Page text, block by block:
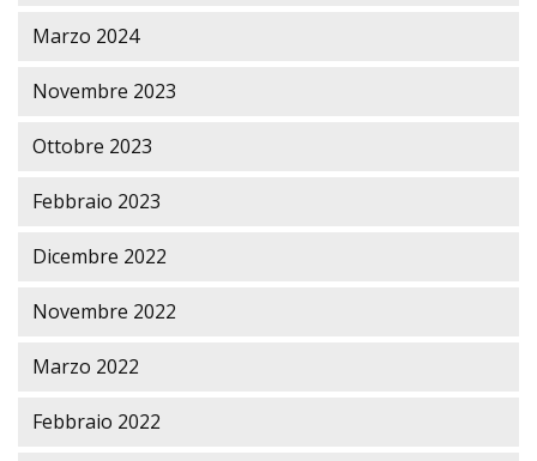
Marzo 2024
Novembre 2023
Ottobre 2023
Febbraio 2023
Dicembre 2022
Novembre 2022
Marzo 2022
Febbraio 2022